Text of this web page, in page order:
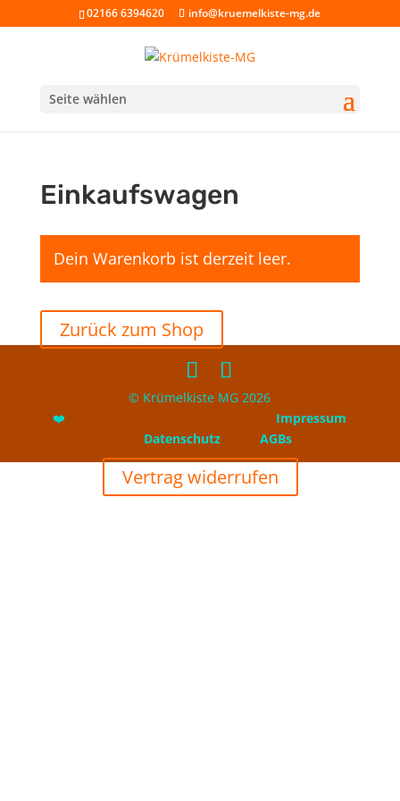
02166 6394620 info@kruemelkiste-mg.de
Seite wählen
Einkaufswagen
Dein Warenkorb ist derzeit leer.
Zurück zum Shop
© Krümelkiste MG 2026
❤️ Impressum
Datenschutz
AGBs
Vertrag widerrufen